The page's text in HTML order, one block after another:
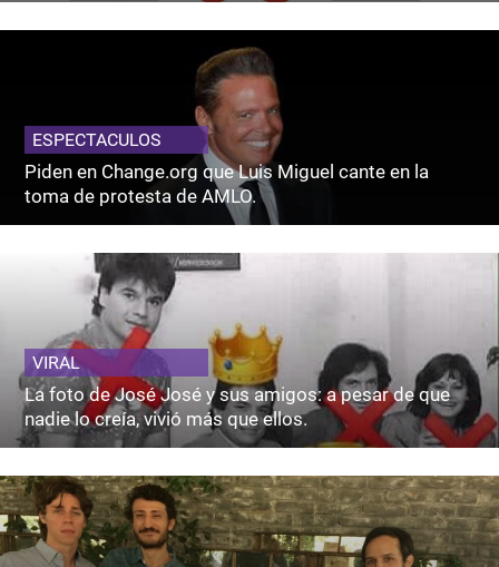
ESPECTACULOS
Piden en Change.org que Luis Miguel cante en la
toma de protesta de AMLO.
VIRAL
La foto de José José y sus amigos: a pesar de que
nadie lo creía, vivió más que ellos.